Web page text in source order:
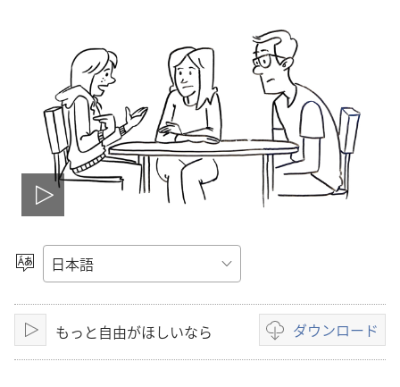
ビ
デ
オ
を
言
を
選
択
再
生
もっと自由がほしいなら ダウンロード
ビ
デ